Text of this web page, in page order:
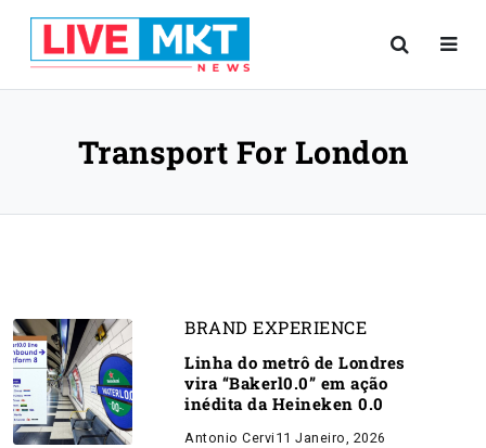
Transport For London
BRAND EXPERIENCE
Linha do metrô de Londres
vira “Bakerl0.0” em ação
inédita da Heineken 0.0
Antonio Cervi 11 Janeiro, 2026